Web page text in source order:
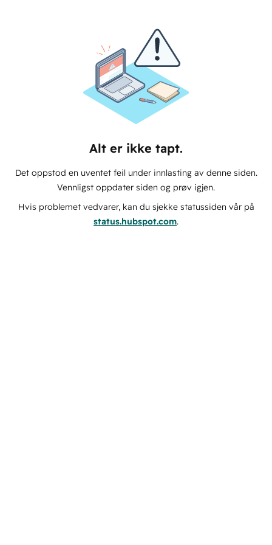
Alt er ikke tapt.
Det oppstod en uventet feil under innlasting av denne siden.
Vennligst oppdater siden og prøv igjen.
Hvis problemet vedvarer, kan du sjekke statussiden vår på
status.hubspot.com.